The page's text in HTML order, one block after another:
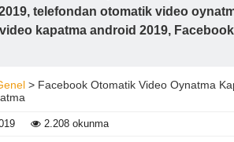
telefondan otomatik video
kapatma android 2019,
> Facebook Otomatik Video Oynatma
2.208 okunma